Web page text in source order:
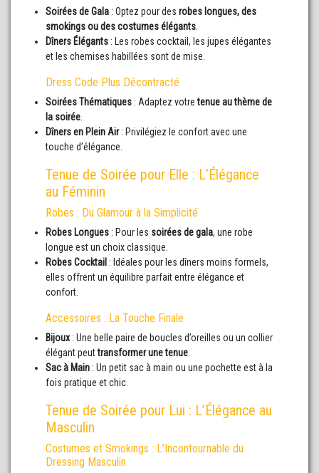
Soirées de Gala : Optez pour des robes longues, des
smokings ou des costumes élégants.
Dîners Élégants : Les robes cocktail, les jupes élégantes
et les chemises habillées sont de mise.
Dress Code Plus Décontracté
Soirées Thématiques : Adaptez votretenue au thème de
la soirée.
Dîners en Plein Air: Privilégiez le confort avec une
touche d’élégance.
Tenue de Soirée pour Elle : L’Élégance
au Féminin
Robes : Du Glamour à la Simplicité
Robes Longues : Pour les soirées de gala, une robe
longue est un choix classique.
Robes Cocktail : Idéales pour les dîners moins formels,
elles offrent un équilibre parfait entre élégance et
confort.
Accessoires : La Touche Finale
Bijoux: Une belle paire de boucles d’oreilles ou un collier
élégant peuttransformer une tenue.
Sac à Main : Un petit sac à main ou une pochette est à la
fois pratique et chic.
Tenue de Soirée pour Lui : L’Élégance au
Masculin
Costumes et Smokings : L’Incontournable du
Dressing Masculin